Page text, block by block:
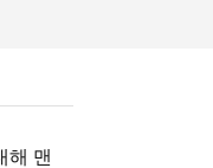
해 맨